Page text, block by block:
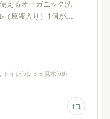
えるオーガニック洗
（原液入り）1個が…
トイレ(5) ３Ｓ風水(69)